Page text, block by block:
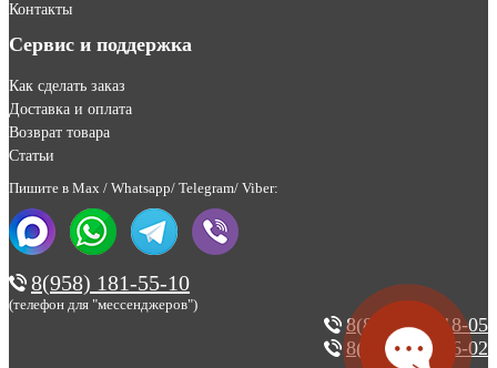
Контакты
Сервис и поддержка
Как сделать заказ
Доставка и оплата
Возврат товара
Статьи
Пишите в Max / Whatsapp/ Telegram/ Viber:
8(958) 181-55-10
(телефон для "мессенджеров")
8(800) 200-18-05
8(495) 123-46-02